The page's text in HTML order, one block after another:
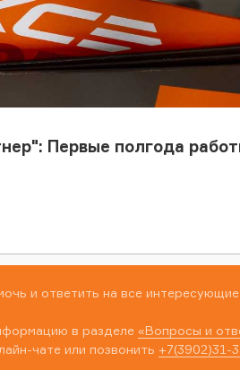
Первые полгода
и ответить на все интересующие
в разделе «Вопросы и
чате или позвонить +7(3902)31-